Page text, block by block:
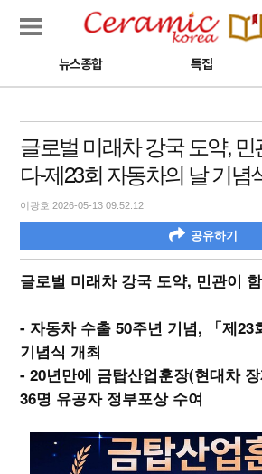
뉴스종합 특집
글로벌 미래차 강국 도약,
다-제23회 자동차의 날 기념
이광호 2026-05-13 09:52:12
공유하기
글로벌 미래차 강국 도약, 민관이
- 자동차 수출 50주년 기념, 「제23
기념식 개최
- 20년만에 금탑산업훈장(현대차
36명 유공자 정부포상 수여